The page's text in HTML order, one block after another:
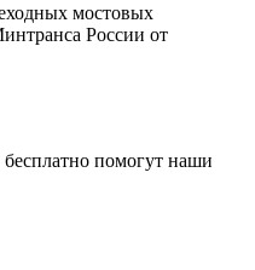
мостовых
России от
бесплатно помогут наши